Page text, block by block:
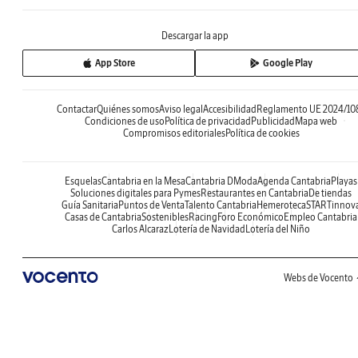
Descargar la app
App Store Google Play
ContactarQuiénes somosAviso legalAccesibilidadReglamento UE 2024/
Condiciones de usoPolítica de privacidadPublicidadMapa web
Compromisos editorialesPolítica de cookies
EsquelasCantabria en la MesaCantabria DModaAgenda CantabriaPlayas
Soluciones digitales para PymesRestaurantes en CantabriaDe tiendas
Guía SanitariaPuntos de VentaTalento CantabriaHemeroteca
Casas de CantabriaSosteniblesRacingForo EconómicoEmpleo Cantabria
Carlos AlcarazLotería de NavidadLotería del Niño
Webs de Vocento